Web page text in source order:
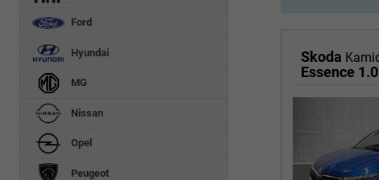
Skoda
Essence
Ford
Hyundai
MG
Nissan
Opel
Peugeot